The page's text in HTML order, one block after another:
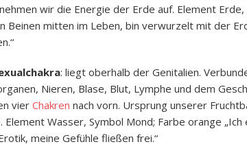
wir die Energie der Erde auf. Element
Beinen mitten im Leben, bin verwurzelt mit der
: liegt oberhalb der Genitalien.
Nieren, Blase, Blut, Lymphe und dem
vierChakren nach vorn. Ursprung unserer
Element Wasser, Symbol Mond; Farbe orange
meine Gefühle fließen frei.“